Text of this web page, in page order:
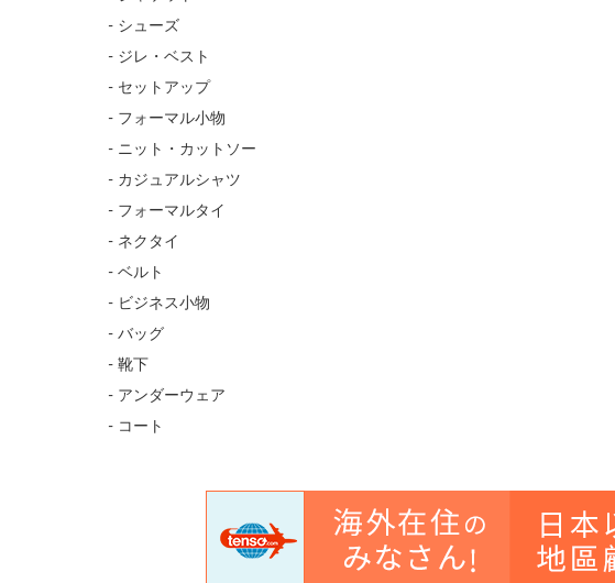
- シューズ
- ジレ・ベスト
- セットアップ
- フォーマル小物
- ニット・カットソー
- カジュアルシャツ
- フォーマルタイ
- ネクタイ
- ベルト
- ビジネス小物
- バッグ
- 靴下
- アンダーウェア
- コート